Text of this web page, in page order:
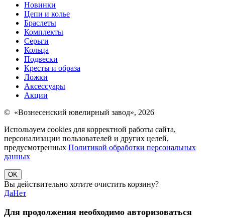
Новинки
Цепи и колье
Браслеты
Комплекты
Серьги
Кольца
Подвески
Кресты и образа
Ложки
Аксессуары
Акции
© «Вознесенский ювелирный завод», 2026
Используем cookies для корректной работы сайта,
персонализации пользователей и других целей,
предусмотренных Политикой обработки персональных
данных
OK
Вы действительно хотите очистить корзину?
ДаНет
Для продолжения необходимо авторизоваться